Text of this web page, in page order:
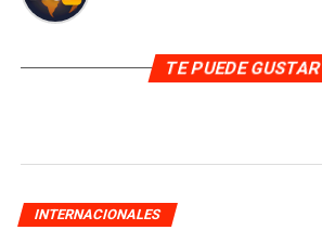
TE PUEDE GUSTAR
INTERNACIONALES